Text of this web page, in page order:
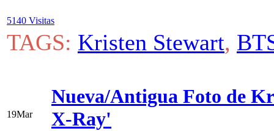
5140 Visitas
TAGS: Kristen Stewart,
19Mar
Nueva/Antigua Foto de
X-Ray'